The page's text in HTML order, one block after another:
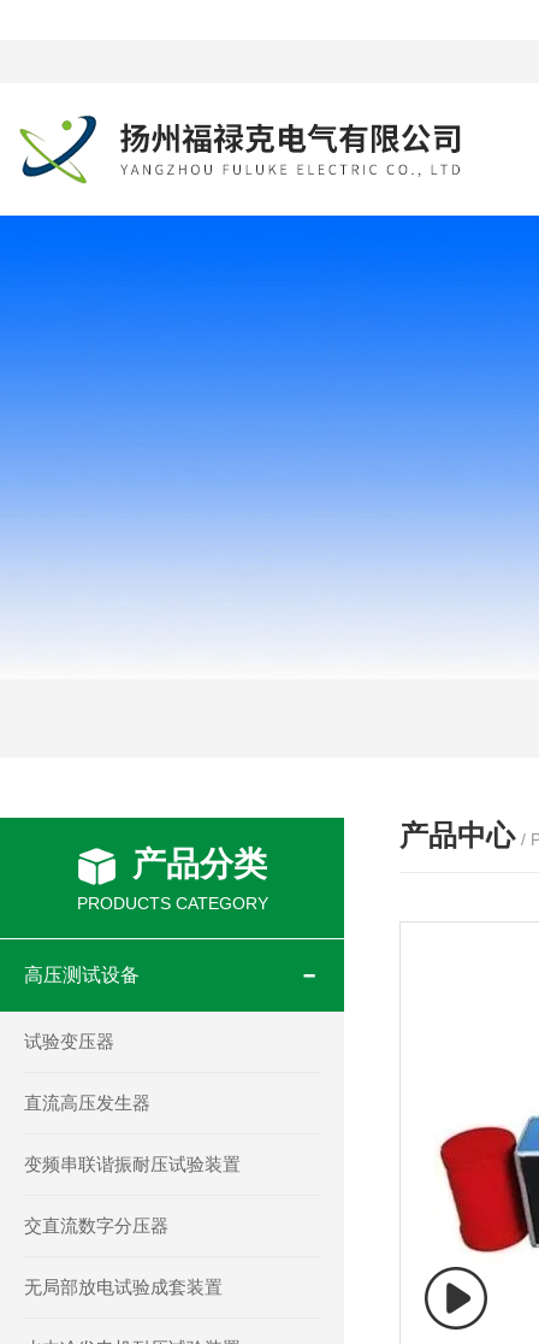
产品分类
PRODUCTS CATEGORY
高压测试设备
试验变压器
直流高压发生器
变频串联谐振耐压试验装置
交直流数字分压器
无局部放电试验成套装置
产品中心 /